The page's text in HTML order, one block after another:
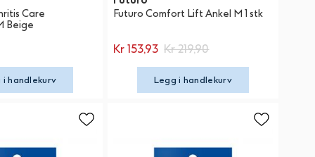
Care
Beige
i handlekurv
Futuro Comfort Lift Ankel M 1 stk
Kr 153,93 Kr 219,90
Legg i handlekurv